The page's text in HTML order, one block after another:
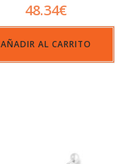
48.34€
AÑADIR AL CARRITO